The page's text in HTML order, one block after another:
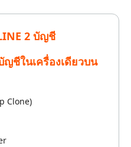
2 บัญชี
ชีในเครื่องเดียวบน
Clone)